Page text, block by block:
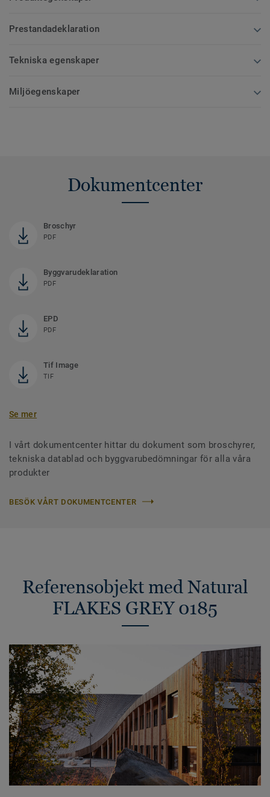
Prestandadeklaration
Tekniska egenskaper
Miljöegenskaper
Dokumentcenter
Broschyr
PDF
Byggvarudeklaration
PDF
EPD
PDF
Tif Image
TIF
Se mer
I vårt dokumentcenter hittar du dokument som broschyrer,
tekniska datablad och byggvarubedömningar för alla våra
produkter
BESÖK VÅRT DOKUMENTCENTER
Referensobjekt med Natural
FLAKES GREY 0185